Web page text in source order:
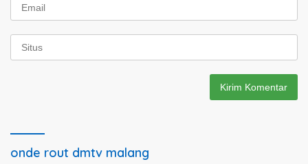
onde rout dmtv malang